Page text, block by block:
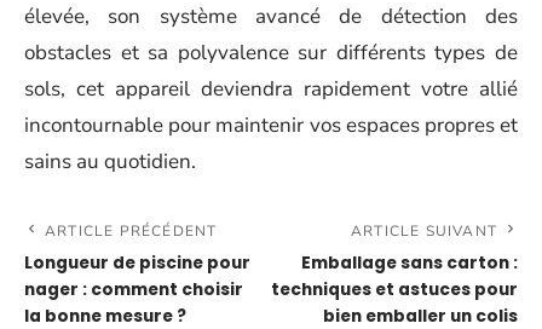
élevée, son système avancé de détection des
obstacles et sa polyvalence sur différents types de
sols, cet appareil deviendra rapidement votre allié
incontournable pour maintenir vos espaces propres et
sains au quotidien.
ARTICLE PRÉCÉDENT
Longueur de piscine pour
nager : comment choisir
la bonne mesure ?
ARTICLE SUIVANT
Emballage sans carton :
techniques et astuces pour
bien emballer un colis